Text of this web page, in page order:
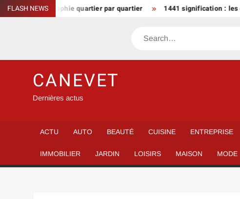
Skip
to
FLASH NEWS
la démographie quartier par quartier 1441 signification : les
Search
CANEVET
Dernières actus
ACTU AUTO BEAUTÉ CUISINE ENTREPRISE
IMMOBILIER JARDIN LOISIRS MAISON MODE